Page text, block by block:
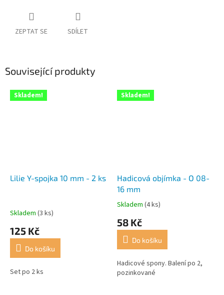
ZEPTAT SE SDÍLET
Související produkty
Skladem!
Lilie Y-spojka 10 mm - 2 ks
Skladem (3 ks)
125 Kč
Do košíku
Set po 2 ks
Skladem!
Hadicová objímka - O 08-
16 mm
Průměrné
produktu
5,0
5
hvězdiček.
Skladem (4 ks)
58 Kč
Do košíku
Hadicové spony. Balení po 2,
pozinkované